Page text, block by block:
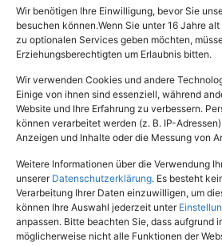
Wir benötigen Ihre Einwilligung, bevor Sie
besuchen können.Wenn Sie unter 16 Jahre
zu optionalen Services geben möchten,
Erziehungsberechtigten um Erlaubnis bitten.
Wir verwenden Cookies und andere
Einige von ihnen sind essenziell, während
Website und Ihre Erfahrung zu verbessern.
können verarbeitet werden (z. B. IP-
Anzeigen und Inhalte oder die Messung von
Weitere Informationen über die Verwendung
unserer Datenschutzerklärung. Es besteht
Verarbeitung Ihrer Daten einzuwilligen, um
können Ihre Auswahl jederzeit unter
anpassen. Bitte beachten Sie, dass aufgrund
möglicherweise nicht alle Funktionen der
Das sind wir
Damals wie Heute
Rechtliches
Impressum
Datenschutz